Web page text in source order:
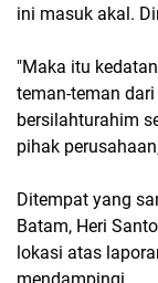
ini masuk akal.
"Maka itu
teman-teman
bersilahturahim
pihak
Ditempat yang
Batam, Heri
lokasi atas